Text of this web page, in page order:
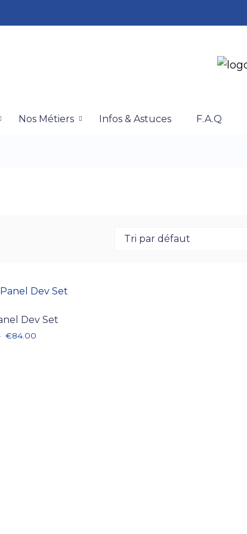
Nos Métiers Infos & Astuces F.A.Q
Dev Set
€84.00Plage de prix : €61.00 à €84.00